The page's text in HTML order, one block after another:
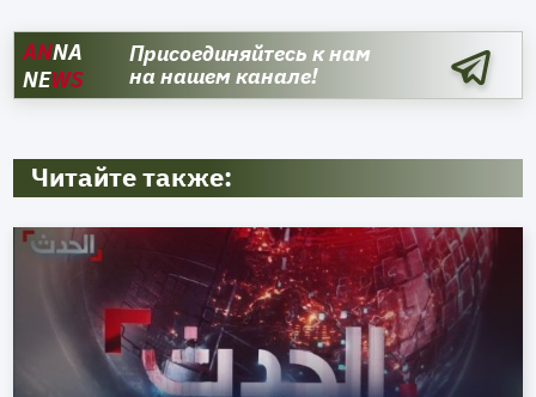
ANNA
NEWS
Присоединяйтесь к нам
на нашем канале!
Читайте также: